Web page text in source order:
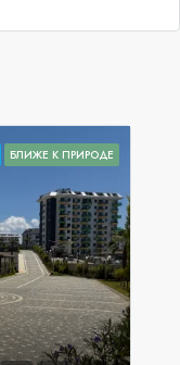
БЛИЖЕ К ПРИРОДЕ